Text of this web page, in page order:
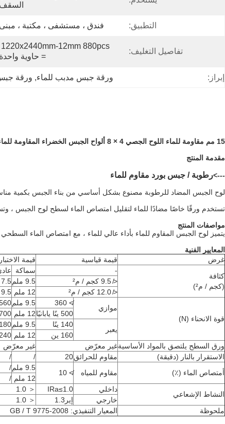
السقف
التطبيق: فندق ، مستشفى ، مكتبة ، مبنى
تفاصيل التغليف:
= حاوية واحدة
إبراز: ورقة جبس مدبب للماء, ورقة جبس 15 مم مقاومة
15 مم مقاومة للماء اللوح الجصي 4 × 8 ألواح الجبس الخضراء المقاومة للماء للسقف
مقدمة المنتج
--->رطوبة / جبس بورد مقاوم للماء
لوح الجبس المضاد للرطوبة مصنوع بشكل أساسي من بناء الجبس بكمية
تستخدم ورقًا خاصًا مضادًا للماء لتقليل امتصاص الماء لسطح لوح الجبس ،
مواصفات المنتج
يتميز لوح الجبس المقاوم للماء بأداء عالي للماء ، مع امتصاص الماء السطحي ≤ 160 جم ​​/ م 2 ومعدل امتصاص الماء حوالي
المعايير الفنية
غرض
قيمة قياسية
قيمة الاختبار
كثافة
(كجم / م²)
- سماكة
≯ 9.5 كجم / م²
9.5 ملم 7.5
≯ 12.0 كجم / م²
12 ملم 9.5
قوة الانحناء (N)
موازي
≮ 360 9.5 ملم
500 ينًا يابانيًا
12 ملم
يعبر
140 ينًا 9.5 ملم
180
160 ين
12 ملم
240
ورق السطح يلتصق بالمواد الأساسيةغير معرّض
غير معرّض
الاستقرار بالنار (دقيقة)
مقاوم للحرائق20
/
/
أمتصاص الماء (٪)
مقاوم للمياه ≮ 10
9.5 ملم /
12 ملم
/
النشاط الإشعاعي
داخلي IRa≤1.0
＜ 1.0
خارجي
إير1.3
＜ 1.0
ملحوظة
المعيار التنفيذي: GB / T 9775-2008